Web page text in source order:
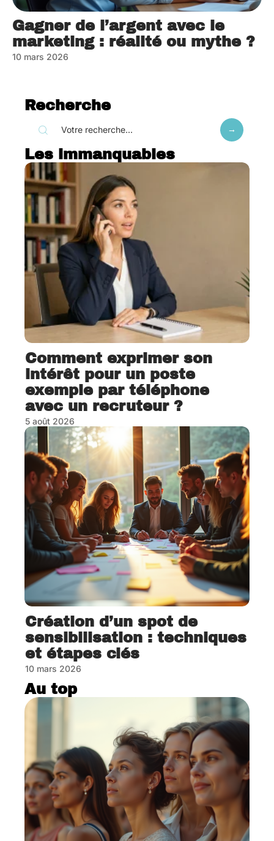
Gagner de l’argent avec le
marketing : réalité ou mythe ?
10 mars 2026
Recherche
Les immanquables
Comment exprimer son
intérêt pour un poste
exemple par téléphone
avec un recruteur ?
5 août 2026
Création d’un spot de
sensibilisation : techniques
et étapes clés
10 mars 2026
Au top